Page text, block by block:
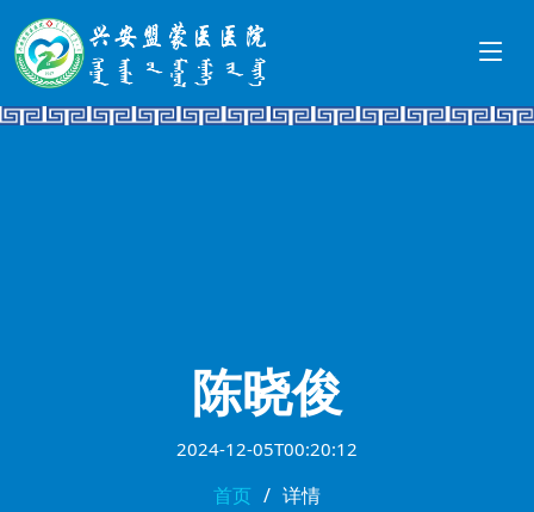
陈晓俊
2024-12-05T00:20:12
首页 详情